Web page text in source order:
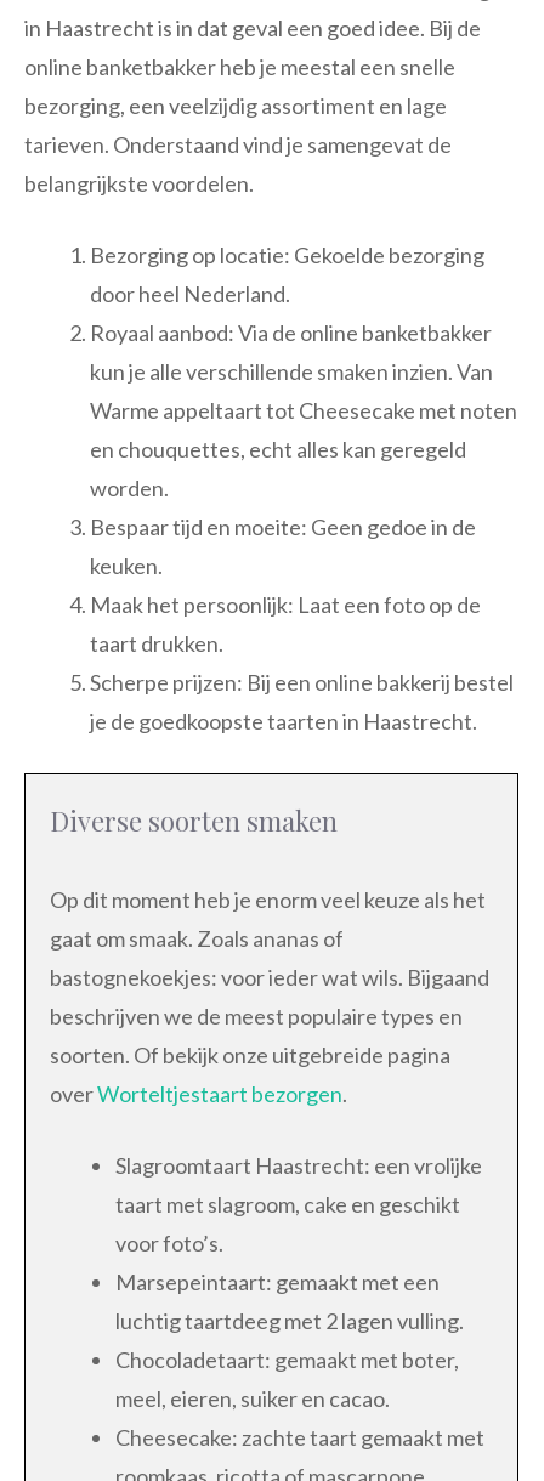
in Haastrecht is in dat geval een goed idee. Bij de
online banketbakker heb je meestal een snelle
bezorging, een veelzijdig assortiment en lage
tarieven. Onderstaand vind je samengevat de
belangrijkste voordelen.
Bezorging op locatie: Gekoelde bezorging
door heel Nederland.
Royaal aanbod: Via de online banketbakker
kun je alle verschillende smaken inzien. Van
Warme appeltaart tot Cheesecake met noten
en chouquettes, echt alles kan geregeld
worden.
Bespaar tijd en moeite: Geen gedoe in de
keuken.
Maak het persoonlijk: Laat een foto op de
taart drukken.
Scherpe prijzen: Bij een online bakkerij bestel
je de goedkoopste taarten in Haastrecht.
Diverse soorten smaken
Op dit moment heb je enorm veel keuze als het
gaat om smaak. Zoals ananas of
bastognekoekjes: voor ieder wat wils. Bijgaand
beschrijven we de meest populaire types en
soorten. Of bekijk onze uitgebreide pagina
overWorteltjestaart bezorgen.
Slagroomtaart Haastrecht: een vrolijke
taart met slagroom, cake en geschikt
voor foto’s.
Marsepeintaart: gemaakt met een
luchtig taartdeeg met 2 lagen vulling.
Chocoladetaart: gemaakt met boter,
meel, eieren, suiker en cacao.
Cheesecake: zachte taart gemaakt met